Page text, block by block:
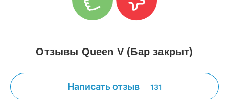
Отзывы Queen V (Бар закрыт)
Написать отзыв 131